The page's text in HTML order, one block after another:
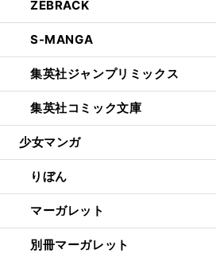
ZEBRACK
S-MANGA
集英社ジャンプリミックス
集英社コミック文庫
少女マンガ
りぼん
マーガレット
別冊マーガレット